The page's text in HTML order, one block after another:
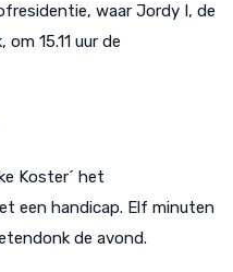
waar Jordy I, de
15.11 uur de
Koster´ het
een handicap. Elf minuten
de avond.